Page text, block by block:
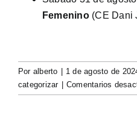
Femenino (CE Dani
Por alberto 1 de agosto de
categorizar
Comentarios